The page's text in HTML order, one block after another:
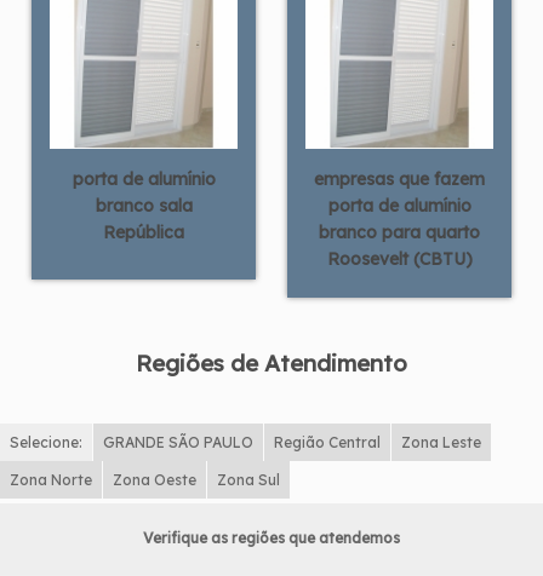
porta de alumínio
branco sala
República
empresas que fazem
porta de alumínio
branco para quarto
Roosevelt (CBTU)
Regiões de Atendimento
Selecione: GRANDE SÃO PAULO Região Central Zona Leste
Zona Norte Zona Oeste Zona Sul
Verifique as regiões que atendemos